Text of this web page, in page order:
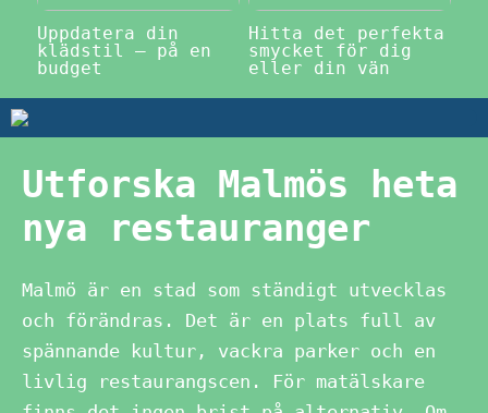
Uppdatera din
klädstil – på en
budget
Hitta det perfekta
smycket för dig
eller din vän
Utforska Malmös heta
nya restauranger
Malmö är en stad som ständigt utvecklas
och förändras. Det är en plats full av
spännande kultur, vackra parker och en
livlig restaurangscen. För matälskare